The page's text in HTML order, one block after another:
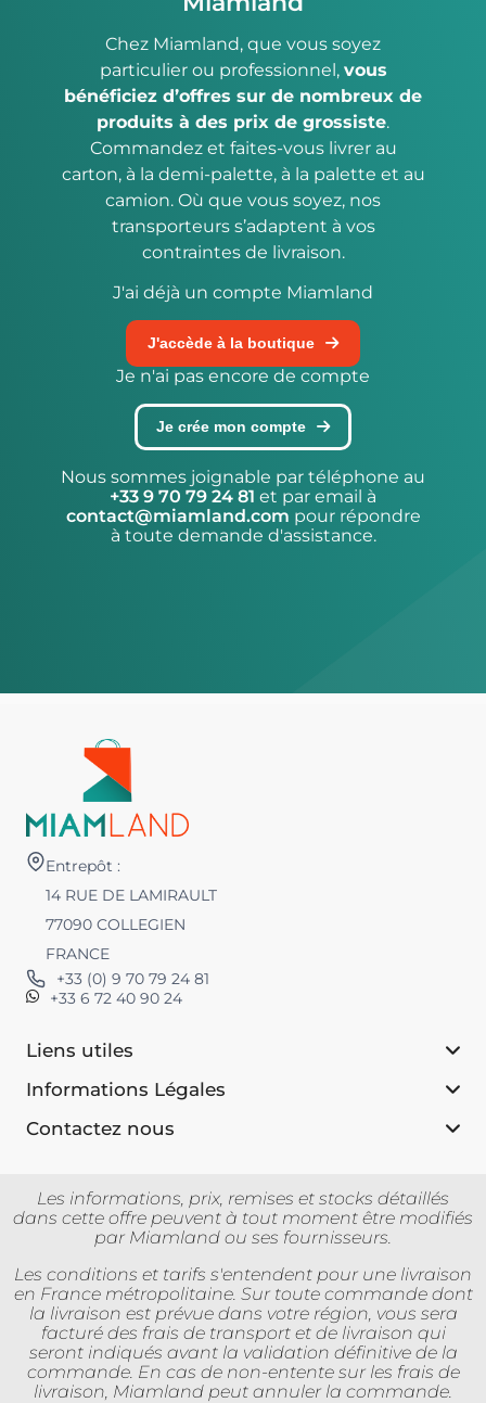
Chez Miamland, que vous soyez
particulier ou professionnel, vous
bénéficiez d’offres sur de nombreux de
produits à des prix de grossiste.
Commandez et faites-vous livrer au
carton, à la demi-palette, à la palette et au
camion. Où que vous soyez, nos
transporteurs s’adaptent à vos
contraintes de livraison.
J'ai déjà un compte Miamland
J'accède à la boutique
Je n'ai pas encore de compte
Je crée mon compte
Nous sommes joignable par téléphone au
+33 9 70 79 24 81 et par email à
contact@miamland.com pour répondre
à toute demande d'assistance.
Entrepôt :
14 RUE DE LAMIRAULT
77090 COLLEGIEN
FRANCE
+33 (0) 9 70 79 24 81
+33 6 72 40 90 24
Liens utiles
Informations Légales
Contactez nous
Les informations, prix, remises et stocks détaillés
dans cette offre peuvent à tout moment être modifiés
par Miamland ou ses fournisseurs.
Les conditions et tarifs s'entendent pour une livraison
en France métropolitaine. Sur toute commande dont
la livraison est prévue dans votre région, vous sera
facturé des frais de transport et de livraison qui
seront indiqués avant la validation définitive de la
commande. En cas de non-entente sur les frais de
livraison, Miamland peut annuler la commande.